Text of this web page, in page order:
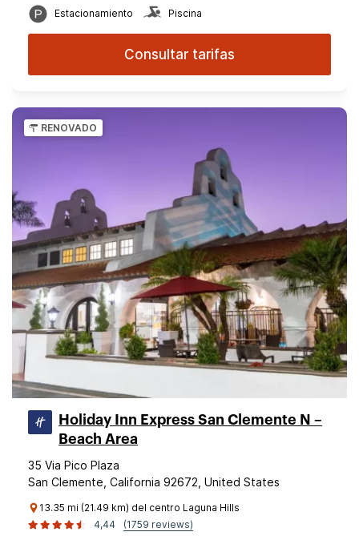
Estacionamiento Piscina
Consultar tarifas
RENOVADO
Holiday Inn Express San Clemente N –
Beach Area
35 Via Pico Plaza
San Clemente, California 92672, United States
13.35 mi (21.49 km) del centro Laguna Hills
4,44
(1759 reviews)